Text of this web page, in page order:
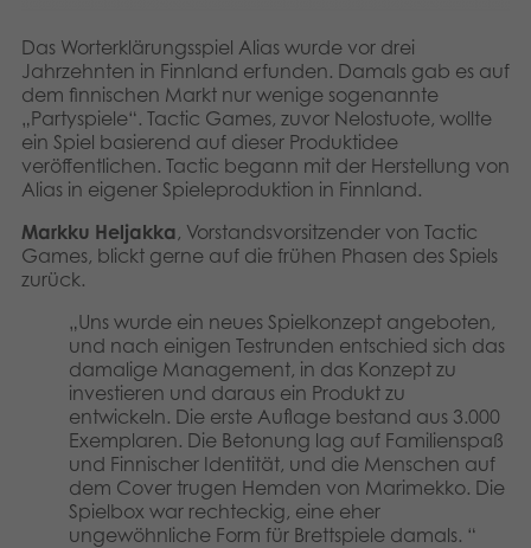
Digitale Anwendungen
Nederlands
Français
Norsk
Polski
Das Worterklärungsspiel Alias ​​wurde vor drei
Jahrzehnten in Finnland erfunden. Damals gab es auf
dem finnischen Markt nur wenige sogenannte
„Partyspiele“. Tactic Games, zuvor Nelostuote, wollte
ein Spiel basierend auf dieser Produktidee
veröffentlichen. Tactic begann mit der Herstellung von
Alias ​​in eigener Spieleproduktion in Finnland.
Markku Heljakka, Vorstandsvorsitzender von Tactic
Games, blickt gerne auf die frühen Phasen des Spiels
zurück.
„Uns wurde ein neues Spielkonzept angeboten,
und nach einigen Testrunden entschied sich das
damalige Management, in das Konzept zu
investieren und daraus ein Produkt zu
entwickeln. Die erste Auflage bestand aus 3.000
Exemplaren. Die Betonung lag auf Familienspaß
und Finnischer Identität, und die Menschen auf
dem Cover trugen Hemden von Marimekko. Die
Spielbox war rechteckig, eine eher
ungewöhnliche Form für Brettspiele damals. “